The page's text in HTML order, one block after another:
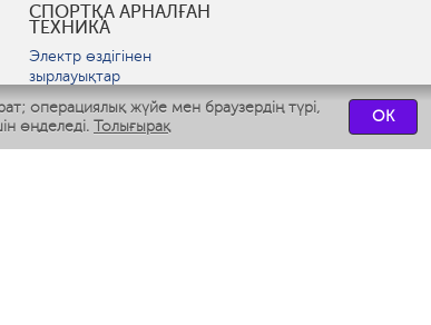
операциялық жүйе мен браузердің түрі,
өңделеді. Толығырақ
OK
СПОРТҚА АРНАЛҒАН
ТЕХНИКА
Электр өздігінен
зырлауықтар
ВСТРАИВАЕМАЯ
ТЕХНИКА